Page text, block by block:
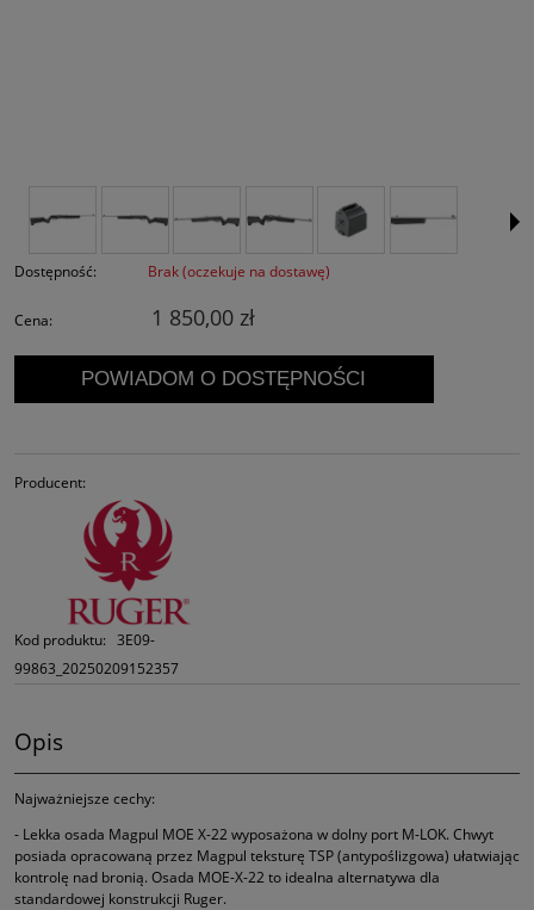
Dostępność: Brak (oczekuje na dostawę)
Cena: 1 850,00 zł
POWIADOM O DOSTĘPNOŚCI
Producent:
Kod produktu: 3E09-
99863_20250209152357
Opis
Najważniejsze cechy:
- Lekka osada Magpul MOE X-22 wyposażona w dolny port M-LOK. Chwyt
posiada opracowaną przez Magpul teksturę TSP (antypoślizgowa) ułatwiając
kontrolę nad bronią. Osada MOE-X-22 to idealna alternatywa dla
standardowej konstrukcji Ruger.